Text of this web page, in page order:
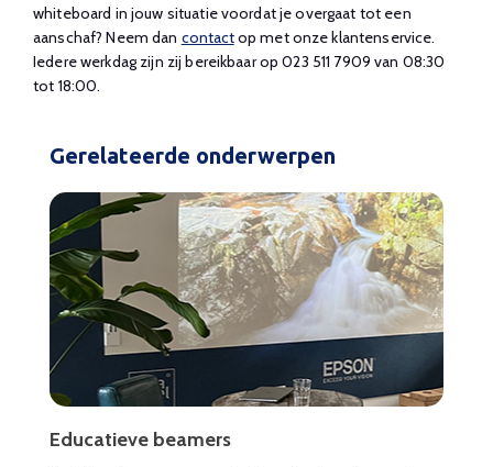
whiteboard in jouw situatie voordat je overgaat tot een
aanschaf? Neem dan contactop met onze klantenservice.
Iedere werkdag zijn zij bereikbaar op 023 511 7909 van 08:30
tot 18:00.
Gerelateerde onderwerpen
Educatieve beamers